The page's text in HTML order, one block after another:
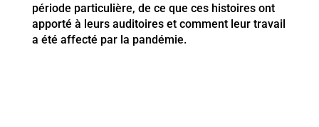
période particulière, de ce que ces histoires ont
apporté à leurs auditoires et comment leur travail
a été affecté par la pandémie.